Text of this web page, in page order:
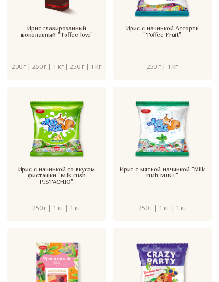
Ирис глазированный
шоколадный "Toffee love"
200 г | 250 г | 1 кг | 250 г | 1 кг
Ирис с начинкой Ассорти
"Toffee Fruit"
250 г | 1 кг
Ирис с начинкой со вкусом
фисташки "Milk rush
PISTACHIO"
250 г | 1 кг | 1 кг
Ирис с мятной начинкой "Milk
rush MINT"
250 г | 1 кг | 1 кг